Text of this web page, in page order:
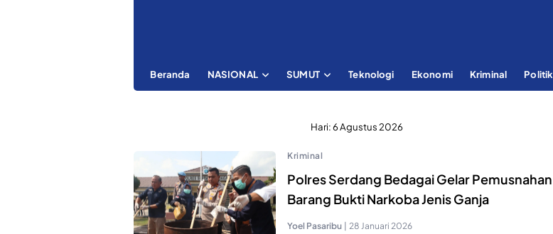
Beranda NASIONAL SUMUT Teknologi Ekonomi Kriminal Politik
Hari:6 Agustus 2026
Kriminal
Polres Serdang Bedagai Gelar Pemusnahan
Barang Bukti Narkoba Jenis Ganja
Yoel Pasaribu 28 Januari 2026